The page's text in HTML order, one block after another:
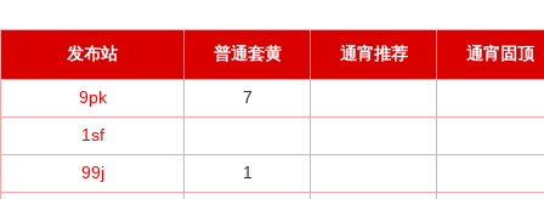
发布站 普通套黄 通宵推荐 通宵固顶
9pk
7
1sf
99j
1